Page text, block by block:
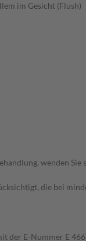
im Gesicht (Flush)
wenden
die bei
der E-Nummer E